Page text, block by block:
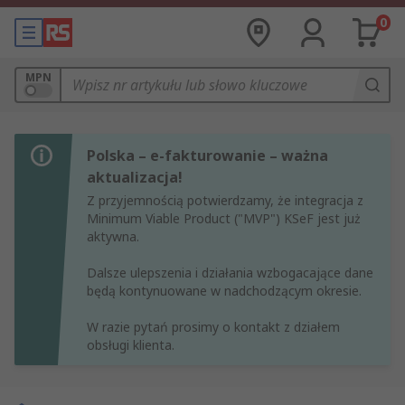
0
MPN
Polska – e-fakturowanie – ważna
aktualizacja!
Z przyjemnością potwierdzamy, że integracja z
Minimum Viable Product ("MVP") KSeF jest już
aktywna.
Dalsze ulepszenia i działania wzbogacające dane
będą kontynuowane w nadchodzącym okresie.
W razie pytań prosimy o kontakt z działem
obsługi klienta.